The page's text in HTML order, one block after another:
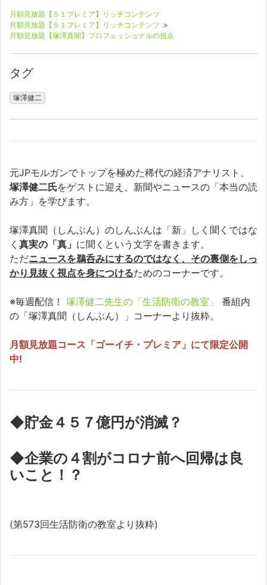
月額見放題【５１プレミア】リッチコンテンツ
月額見放題【５１プレミア】リッチコンテンツ >
月額見放題【塚澤真聞】プロフェッショナルの視点
タグ
塚澤健二
元JPモルガンでトップを極めた稀代の経済アナリスト、
塚澤健二氏をゲストに迎え、新聞やニュースの「本当の読
み方」を学びます。
塚澤真聞（しんぶん）のしんぶんは「新」しく聞くではな
く 真実の「真」 に聞くという文字を書きます。
ただニュースを鵜呑みにするのではなく、その裏側をしっ
かり見抜く視点を身につけるためのコーナーです。
※毎週配信！ 塚澤健二先生の「生活防衛の教室」
番組内
の「塚澤真聞（しんぶん）」コーナーより抜粋。
月額見放題コース「ゴーイチ・プレミア」にて限定公開
中!
◆貯金４５７億円が消滅？
◆企業の４割がコロナ前へ回帰は良
いこと！？
(第573回生活防衛の教室より抜粋)